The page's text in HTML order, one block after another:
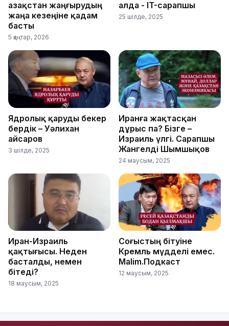
Қазақстан жаңғырудың
жаңа кезеңіне қадам
басты
5 қаңтар, 2026
алда - IT-сарапшы
25 шілде, 2025
Ядролық қаруды бекер
бердік – Уәлихан
Қайсаров
3 шілде, 2025
Иранға жақтасқан
дұрыс па? Бізге –
Израиль үлгі. Сарапшы
Жангелді Шымшықов
24 маусым, 2025
Иран-Израиль
қақтығысы. Неден
басталды, немен
бітеді?
18 маусым, 2025
Соғыстың бітуіне
Кремль мүдделі емес.
Malim.Подкаст
12 маусым, 2025